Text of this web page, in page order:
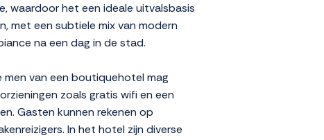
waardoor het een ideale uitvalsbasis
met een subtiele mix van modern
na een dag in de stad.
men van een boutiquehotel mag
zoals gratis wifi en een
Gasten kunnen rekenen op
In het hotel zijn diverse